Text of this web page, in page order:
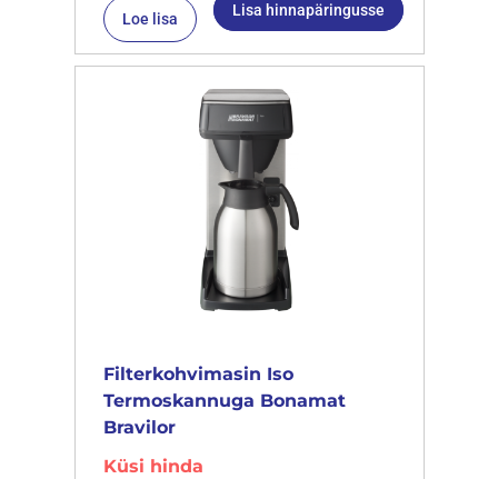
Loe lisa Lisa hinnapäringusse
Filterkohvimasin Iso
Termoskannuga Bonamat
Bravilor
Küsi hinda